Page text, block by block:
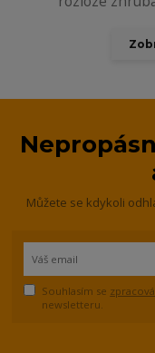
Můžete se kdykoli
Souhlasím se
newsletteru.